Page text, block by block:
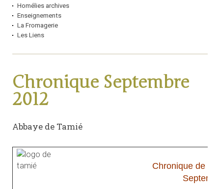
Homélies archives
Enseignements
La Fromagerie
Les Liens
Chronique Septembre
2012
Abbaye de Tamié
Chronique de